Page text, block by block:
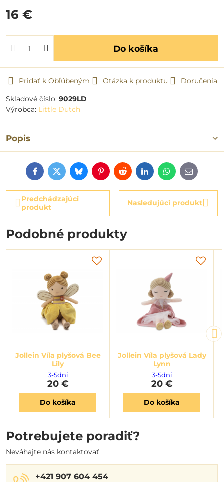
16 €
Do košíka
Pridať k Obľúbeným Otázka k produktu
Doručenia
Skladové číslo: 9029LD
Výrobca: Little Dutch
Popis
FacebookTwitterBlueskyPinterestRedditLinkedInWhatsApp
E-
mail
Predchádzajúci
produkt
Nasledujúci produkt
Podobné produkty
Jollein Víla plyšová Bee
Lily
3-5dní
20 €
Do košíka
Jollein Víla plyšová Lady
Lynn
3-5dní
20 €
Do košíka
Potrebujete poradiť?
Neváhajte nás kontaktovať
+421 907 604 454